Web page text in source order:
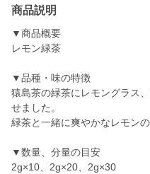
商品説明
▼商品概要
レモン緑茶
▼品種・味の特徴
猿島茶の緑茶にレモングラス
せました。
緑茶と一緒に爽やかなレモン
▼数量、分量の目安
2g×10、2g×20、2g×30